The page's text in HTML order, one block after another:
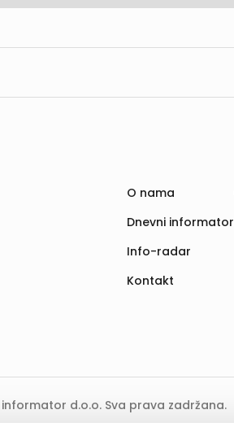
O nama
Dnevni informator
Info-radar
Kontakt
d.o.o. Sva prava zadržana.